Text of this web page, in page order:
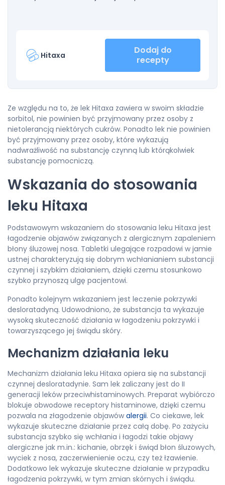
Hitaxa
Dodaj do
recepty
Ze względu na to, że lek Hitaxa zawiera w swoim składzie
sorbitol, nie powinien być przyjmowany przez osoby z
nietolerancją niektórych cukrów. Ponadto lek nie powinien
być przyjmowany przez osoby, które wykazują
nadwrażliwość na substancję czynną lub którąkolwiek
substancję pomocniczą.
Wskazania do stosowania
leku Hitaxa
Podstawowym wskazaniem do stosowania leku Hitaxa jest
łagodzenie objawów związanych z alergicznym zapaleniem
błony śluzowej nosa. Tabletki ulegające rozpadowi w jamie
ustnej charakteryzują się dobrym wchłanianiem substancji
czynnej i szybkim działaniem, dzięki czemu stosunkowo
szybko przynoszą ulgę pacjentowi.
Ponadto kolejnym wskazaniem jest leczenie pokrzywki
desloratadyną. Udowodniono, że substancja ta wykazuje
wysoką skuteczność działania w łagodzeniu pokrzywki i
towarzyszącego jej świądu skóry.
Mechanizm działania leku
Mechanizm działania leku Hitaxa opiera się na substancji
czynnej desloratadynie. Sam lek zaliczany jest do II
generacji leków przeciwhistaminowych. Preparat wybiórczo
blokuje obwodowe receptory histaminowe, dzięki czemu
pozwala na złagodzenie objawów alergii. Co ciekawe, lek
wykazuje skuteczne działanie przez całą dobę. Po zażyciu
substancja szybko się wchłania i łagodzi takie objawy
alergiczne jak m.in.: kichanie, obrzęk i świąd błon śluzowych,
wyciek z nosa, zaczerwienienie oczu, czy też łzawienie.
Dodatkowo lek wykazuje skuteczne działanie w przypadku
łagodzenia pokrzywki, w tym zmian skórnych i świądu.